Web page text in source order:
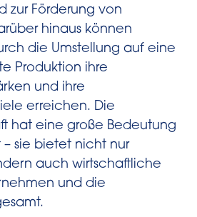
zur Förderung von
hinaus können
die Umstellung auf eine
Produktion ihre
und ihre
erreichen. Die
hat eine große Bedeutung
– sie bietet nicht nur
auch wirtschaftliche
und die